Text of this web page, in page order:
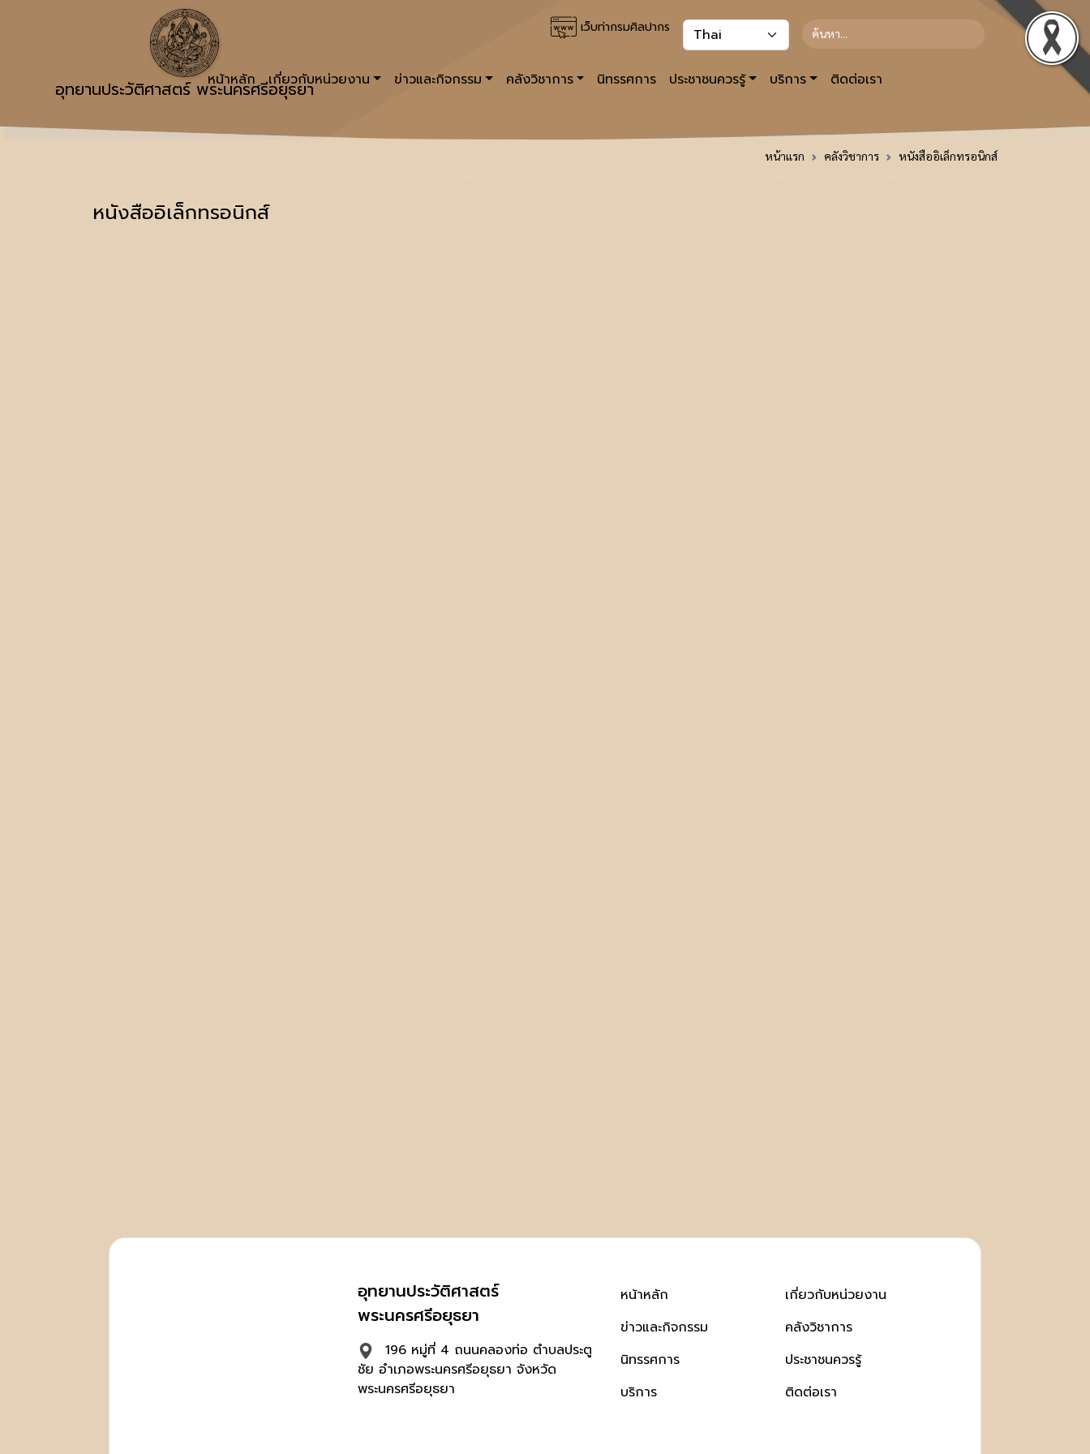
เว็บท่ากรมศิลปากร
อุทยานประวัติศาสตร์ พระนครศรีอยุธยา
หน้าหลัก เกี่ยวกับหน่วยงาน ข่าวและกิจกรรม คลังวิชาการ นิทรรศการ ประชาชนควรรู้ บริการ ติดต่อเรา
หน้าแรก คลังวิชาการ หนังสืออิเล็กทรอนิกส์
หนังสืออิเล็กทรอนิกส์
อุทยานประวัติศาสตร์
พระนครศรีอยุธยา
196 หมู่ที่ 4 ถนนคลองท่อ ตำบลประตู
ชัย อำเภอพระนครศรีอยุธยา จังหวัด
พระนครศรีอยุธยา
หน้าหลัก
ข่าวและกิจกรรม
นิทรรศการ
บริการ
เกี่ยวกับหน่วยงาน
คลังวิชาการ
ประชาชนควรรู้
ติดต่อเรา